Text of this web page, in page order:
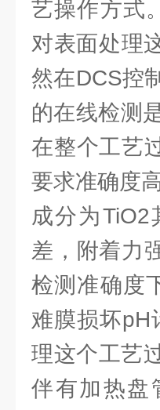
艺操作方式
对表面处理
然在DCS控
的在线检测
在整个工艺
要求准确度
成分为
差，附着力
检测准确度
难膜损坏pH
理这个工艺
伴有加热盘